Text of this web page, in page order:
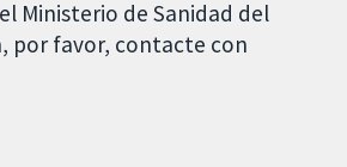
Ministerio de Sanidad del
por favor, contacte con